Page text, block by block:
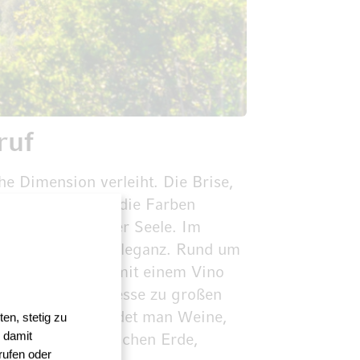
stetig zu
damit
oder
Dimension verleiht. Die Brise,
Himmel klarer, die Farben
jede mit eigener Seele. Im
Balance und Eleganz. Rund um
Besucher mit einem Vino
Kraft und Finesse zu großen
wirkt, findet man Weine,
zwischen Erde,